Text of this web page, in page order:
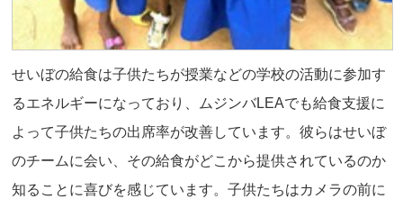
せいぼの給食は子供たちが授業などの学校の活動に参加す
るエネルギーになっており、ムジンバLEAでも給食支援に
よって子供たちの出席率が改善しています。彼らはせいぼ
のチームに会い、その給食がどこから提供されているのか
知ることに喜びを感じています。子供たちはカメラの前に